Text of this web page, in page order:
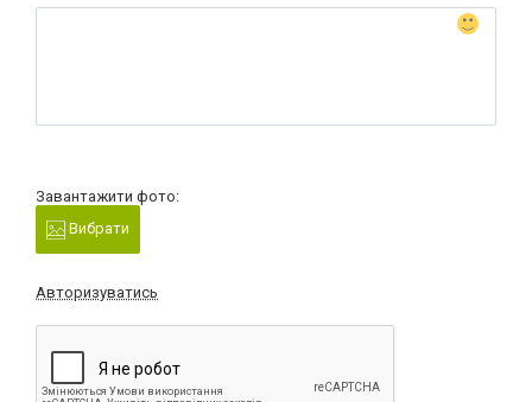
Завантажити фото:
Вибрати
Авторизуватись